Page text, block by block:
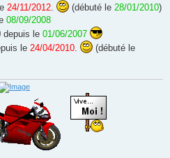
24/11/2012 (débuté le 28/01/2010)
08/09/2008
depuis le 01/06/2007
le 24/04/2010
(débuté le